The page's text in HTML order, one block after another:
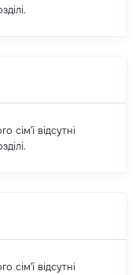
сім'ї відсутні
сім'ї відсутні